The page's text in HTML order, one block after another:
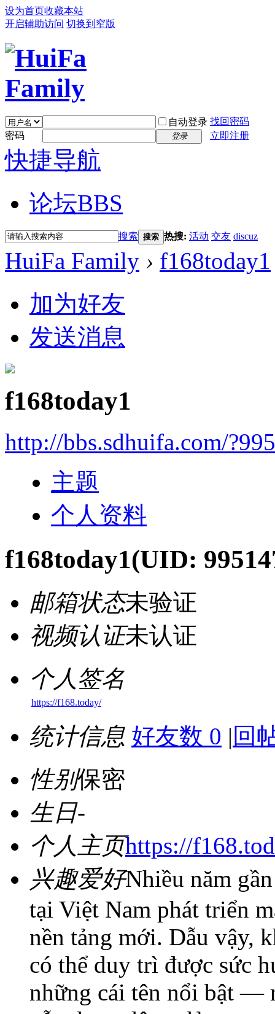
设为首页收藏本站
开启辅助访问 切换到窄版
自动登录 找回密码
密码
登录 立即注册
快捷导航
论坛BBS
搜索 搜索 热搜: 活动 交友 discuz
HuiFa Family › f168today1
加为好友
发送消息
f168today1
http://bbs.sdhuifa.com/
主题
个人资料
f168today1(UID:
邮箱状态未验证
视频认证未认证
个人签名
https://f168.today/
统计信息 好友数 0 | 回
性别保密
生日-
个人主页https://
兴趣爱好Nhiều năm
tại Việt Nam phát triển
nền tảng mới. Dẫu vậy,
có thể duy trì được sức
những cái tên nổi bật —